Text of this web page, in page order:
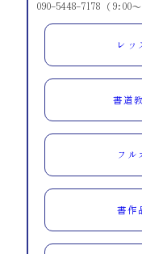
090-5448-7178（9:00
レッ
書道
フル
書作